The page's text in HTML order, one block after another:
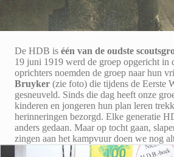
De HDB is één van de oudste
19 juni 1919 werd de groep opgericht in
oprichters noemden de groep naar hun
Bruyker (zie foto) die tijdens de Eerste
gesneuveld. Sinds die dag heeft onze
kinderen en jongeren hun plan leren
herinneringen bezorgd. Elke generatie
anders gedaan. Maar op tocht gaan,
zingen aan het kampvuur doen we nog